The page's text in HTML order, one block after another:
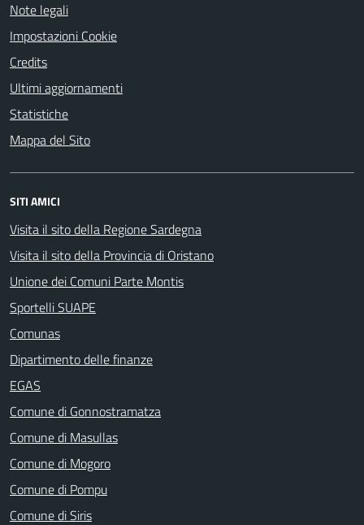
Note legali
Impostazioni Cookie
Credits
Ultimi aggiornamenti
Statistiche
Mappa del Sito
SITI AMICI
Visita il sito della Regione Sardegna
Visita il sito della Provincia di Oristano
Unione dei Comuni Parte Montis
Sportelli SUAPE
Comunas
Dipartimento delle finanze
EGAS
Comune di Gonnostramatza
Comune di Masullas
Comune di Mogoro
Comune di Pompu
Comune di Siris